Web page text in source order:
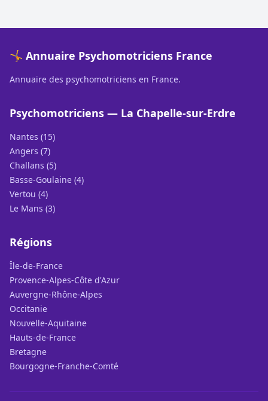
🤸 Annuaire Psychomotriciens France
Annuaire des psychomotriciens en France.
Psychomotriciens — La Chapelle-sur-Erdre
Nantes (15)
Angers (7)
Challans (5)
Basse-Goulaine (4)
Vertou (4)
Le Mans (3)
Régions
Île-de-France
Provence-Alpes-Côte d'Azur
Auvergne-Rhône-Alpes
Occitanie
Nouvelle-Aquitaine
Hauts-de-France
Bretagne
Bourgogne-Franche-Comté